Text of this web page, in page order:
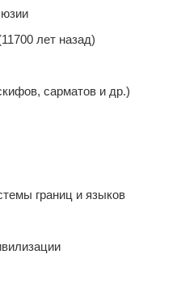
лет назад)
сарматов и др.)
границ и языков